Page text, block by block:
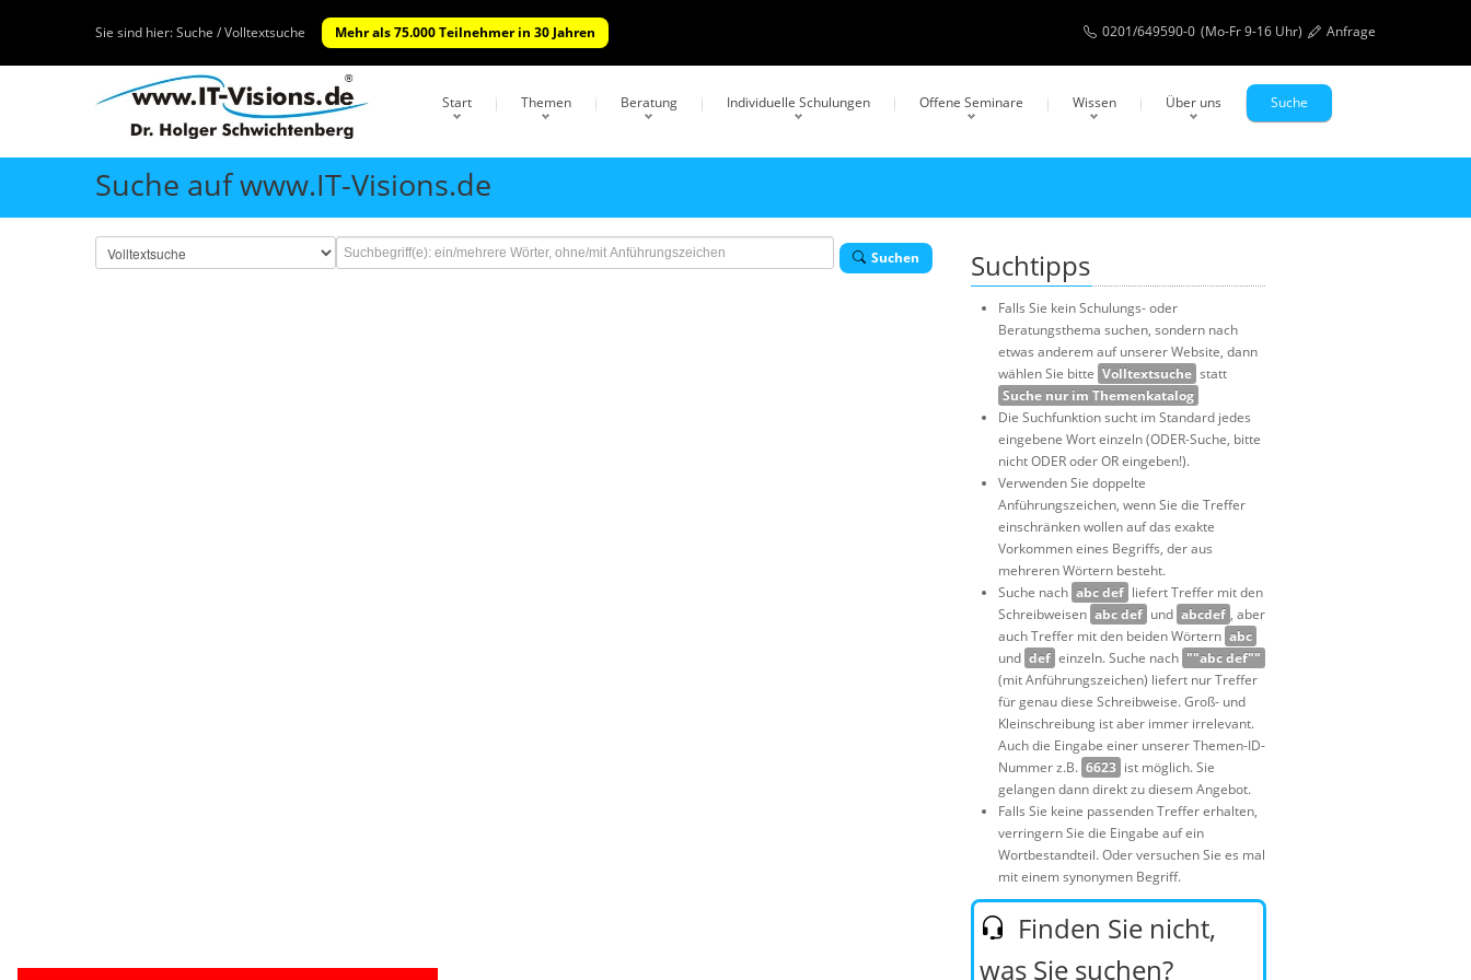
Sie sind hier:Suche / Volltextsuche Mehr als 75.000 Teilnehmer in 30 Jahren 0201/649590-0 (Mo-Fr 9-16 Uhr) Anfrage
Start Themen Beratung Individuelle Schulungen Offene Seminare Wissen Über uns Suche
Suche auf www.IT-Visions.de
Suchen Suchtipps
Falls Sie kein Schulungs- oder
Beratungsthema suchen, sondern nach
etwas anderem auf unserer Website, dann
wählen Sie bitte Volltextsuche statt
Suche nur im Themenkatalog
Die Suchfunktion sucht im Standard jedes
eingebene Wort einzeln (ODER-Suche, bitte
nicht ODER oder OR eingeben!).
Verwenden Sie doppelte
Anführungszeichen, wenn Sie die Treffer
einschränken wollen auf das exakte
Vorkommen eines Begriffs, der aus
mehreren Wörtern besteht.
Suche nach abc def liefert Treffer mit den
Schreibweisen abc def und abcdef , aber
auch Treffer mit den beiden Wörtern abc
und def einzeln. Suche nach ""abc def""
(mit Anführungszeichen) liefert nur Treffer
für genau diese Schreibweise. Groß- und
Kleinschreibung ist aber immer irrelevant.
Auch die Eingabe einer unserer Themen-ID-
Nummer z.B. 6623 ist möglich. Sie
gelangen dann direkt zu diesem Angebot.
Falls Sie keine passenden Treffer erhalten,
verringern Sie die Eingabe auf ein
Wortbestandteil. Oder versuchen Sie es mal
mit einem synonymen Begriff.
Finden Sie nicht,
was Sie suchen?